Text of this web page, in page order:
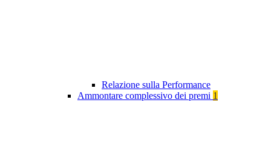
Relazione sulla Performance
Ammontare complessivo dei premi 1